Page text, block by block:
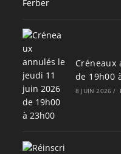
Créneaux
de 19h00
8 JUIN 2026 /